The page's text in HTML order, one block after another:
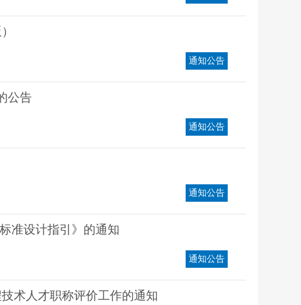
通知公告
公告
通知公告
通知公告
准设计指引》的通知
通知公告
术人才职称评价工作的通知